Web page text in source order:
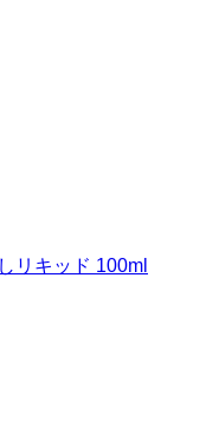
リキッド 100ml